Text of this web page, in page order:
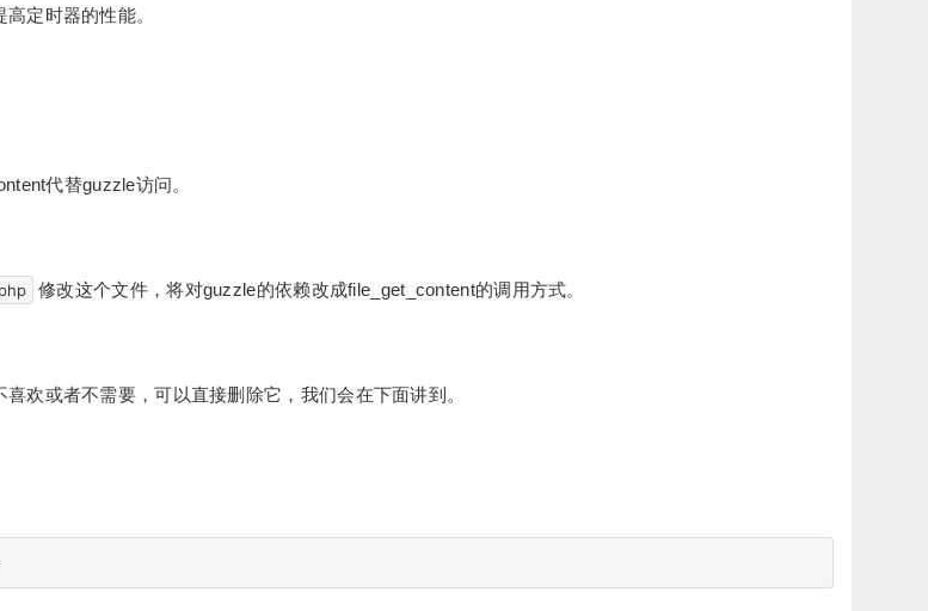
定时器的性能。
代替guzzle访问。
修改这个文件，将对guzzle的依赖改成file_get_content的调用方式。
欢或者不需要，可以直接删除它，我们会在下面讲到。